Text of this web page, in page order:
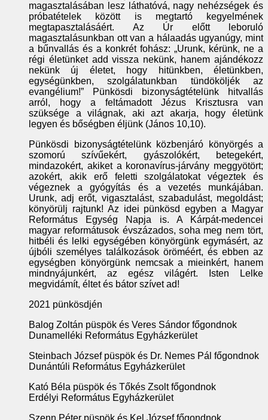
magasztalásában lesz láthatóvá, nagy nehézségek és
próbatételek között is megtartó kegyelmének
megtapasztalásáért. Az Úr előtt leboruló
magasztalásunkban ott van a hálaadás ugyanúgy, mint
a bűnvallás és a konkrét fohász: „Urunk, kérünk, ne a
régi életünket add vissza nekünk, hanem ajándékozz
nekünk új életet, hogy hitünkben, életünkben,
egységünkben, szolgálatunkban tündököljék az
evangélium!” Pünkösdi bizonyságtételünk hitvallás
arról, hogy a feltámadott Jézus Krisztusra van
szüksége a világnak, aki azt akarja, hogy életünk
legyen és bőségben éljünk (János 10,10).
Pünkösdi bizonyságtételünk közbenjáró könyörgés a
szomorú szívűekért, gyászolókért, betegekért,
mindazokért, akiket a koronavírus-járvány meggyötört;
azokért, akik erő feletti szolgálatokat végeztek és
végeznek a gyógyítás és a vezetés munkájában.
Urunk, adj erőt, vigasztalást, szabadulást, megoldást;
könyörülj rajtunk! Az idei pünkösd egyben a Magyar
Református Egység Napja is. A Kárpát-medencei
magyar reformátusok évszázados, soha meg nem tört,
hitbéli és lelki egységében könyörgünk egymásért, az
újbóli személyes találkozások öröméért, és ebben az
egységben könyörgünk nemcsak a mieinkért, hanem
mindnyájunkért, az egész világért. Isten Lelke
megvidámít, éltet és bátor szívet ad!
2021 pünkösdjén
Balog Zoltán püspök és Veres Sándor főgondnok
Dunamelléki Református Egyházkerület
Steinbach József püspök és Dr. Nemes Pál főgondnok
Dunántúli Református Egyházkerület
Kató Béla püspök és Tőkés Zsolt főgondnok
Erdélyi Református Egyházkerület